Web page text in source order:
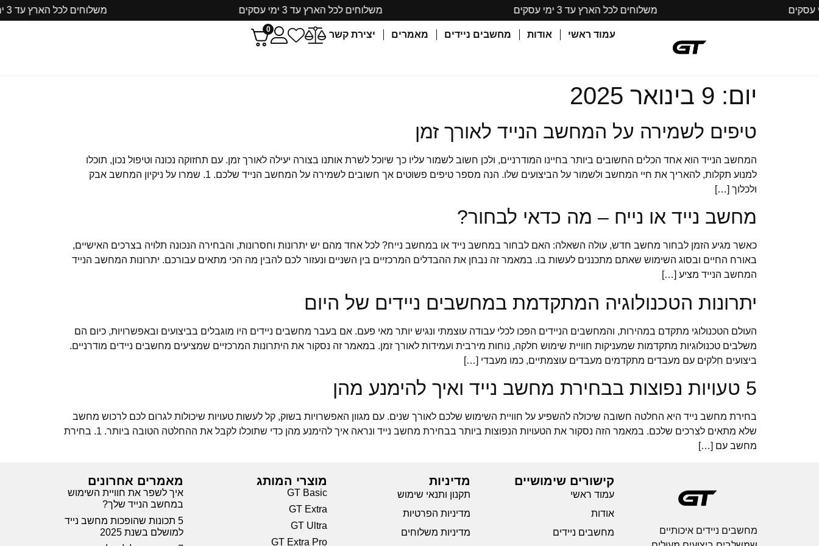
משלוחים לכל הארץ עד 3 ימי עסקים משלוחים לכל הארץ עד 3 ימי עסקים משלוחים לכל הארץ עד 3 ימי עסקים
עמוד ראשי אודות מחשבים ניידים מאמרים יצירת קשר 0
יום: 9 בינואר 2025
טיפים לשמירה על המחשב הנייד לאורך זמן
המחשב הנייד הוא אחד הכלים החשובים ביותר בחיינו המודרניים, ולכן חשוב לשמור עליו כך שיוכל לשרת אותנו בצורה יעילה לאורך זמן. עם תחזוקה נכונה וטיפול נכון, תוכלו
למנוע תקלות, להאריך את חיי המחשב ולשמור על הביצועים שלו. הנה מספר טיפים פשוטים אך חשובים לשמירה על המחשב הנייד שלכם. 1. שמרו על ניקיון המחשב אבק
ולכלוך […]
מחשב נייד או נייח – מה כדאי לבחור?
כאשר מגיע הזמן לבחור מחשב חדש, עולה השאלה: האם לבחור במחשב נייד או במחשב נייח? לכל אחד מהם יש יתרונות וחסרונות, והבחירה הנכונה תלויה בצרכים האישיים,
באורח החיים ובסוג השימוש שאתם מתכננים לעשות בו. במאמר זה נבחן את ההבדלים המרכזיים בין השניים ונעזור לכם להבין מה הכי מתאים עבורכם. יתרונות המחשב הנייד
המחשב הנייד מציע […]
יתרונות הטכנולוגיה המתקדמת במחשבים ניידים של היום
העולם הטכנולוגי מתקדם במהירות, והמחשבים הניידים הפכו לכלי עבודה עוצמתי ונגיש יותר מאי פעם. אם בעבר מחשבים ניידים היו מוגבלים בביצועים ובאפשרויות, כיום הם
משלבים טכנולוגיות מתקדמות שמעניקות חוויית שימוש חלקה, נוחות מירבית ועמידות לאורך זמן. במאמר זה נסקור את היתרונות המרכזיים שמציעים מחשבים ניידים מודרניים.
ביצועים חלקים עם מעבדים מתקדמים מעבדים עוצמתיים, כמו מעבדי […]
5 טעויות נפוצות בבחירת מחשב נייד ואיך להימנע מהן
בחירת מחשב נייד היא החלטה חשובה שיכולה להשפיע על חוויית השימוש שלכם לאורך שנים. עם מגוון האפשרויות בשוק, קל לעשות טעויות שיכולות לגרום לכם לרכוש מחשב
שלא מתאים לצרכים שלכם. במאמר הזה נסקור את הטעויות הנפוצות ביותר בבחירת מחשב נייד ונראה איך להימנע מהן כדי שתוכלו לקבל את ההחלטה הטובה ביותר. 1. בחירת
מחשב עם […]
מחשבים ניידים איכותיים
קישורים שימושיים
עמוד ראשי
אודות
מחשבים ניידים
מדיניות
תקנון ותנאי שימוש
מדיניות הפרטיות
מדיניות משלוחים
מוצרי המותג
GT Basic
GT Extra
GT Ultra
GT Extra Pro
מאמרים אחרונים
איך לשפר את חוויית השימוש
במחשב הנייד שלך?
5 תכונות שהופכות מחשב נייד
למושלם בשנת 2025